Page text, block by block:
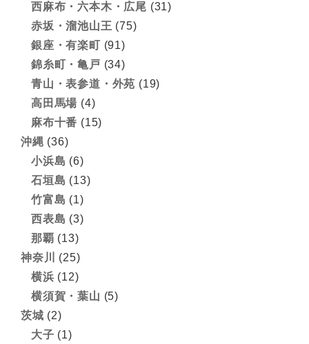
西麻布・六本木・広尾 (31)
赤坂・溜池山王 (75)
銀座・有楽町 (91)
錦糸町・亀戸 (34)
青山・表参道・外苑 (19)
高田馬場 (4)
麻布十番 (15)
沖縄 (36)
小浜島 (6)
石垣島 (13)
竹富島 (1)
西表島 (3)
那覇 (13)
神奈川
(25)
横浜 (12)
横須賀・葉山 (5)
茨城 (2)
大子 (1)